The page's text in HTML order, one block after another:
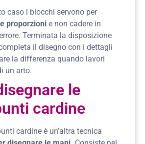
caso i blocchi servono per
proporzioni e non cadere in
Terminata la disposizione
il disegno con i dettagli
la differenza quando lavori
un arto.
le
cardine
cardine è un’altra tecnica